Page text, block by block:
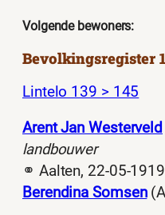
Volgende bewoners:
Bevolkingsregister
Lintelo 139 > 145
Arent Jan Westerveld
landbouwer
⚭ Aalten, 22-05-1919
Berendina Somsen